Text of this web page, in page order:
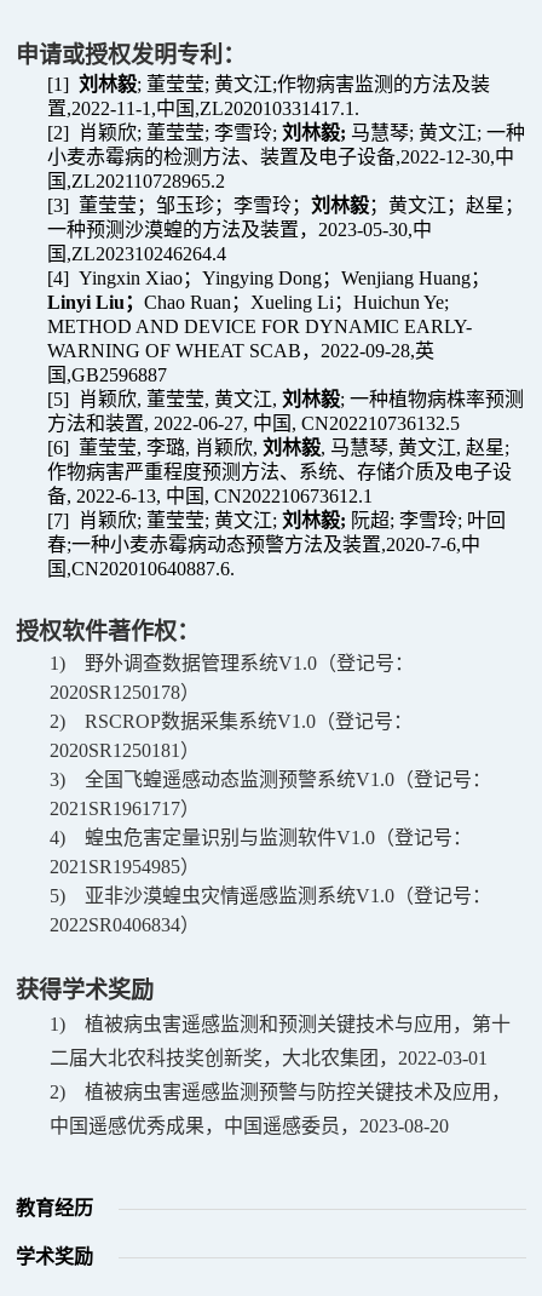
申请或授权发明专利：
[1] 刘林毅; 董莹莹;黄文江;作物病害监测的方法及装
置,2022-11-1,中国 ,ZL202010331417.1.
[2] 肖颖欣; 董莹莹;李雪玲;刘林毅; 马慧琴;黄文江;一种
小麦赤霉病的检测方法、装置及电子设备,2022-12-30,中
国 ,ZL202110728965.2
[3] 董莹莹；邹玉珍；李雪玲；刘林毅；黄文江；赵星；
一种预测沙漠蝗的方法及装置， 2023-05-30,中
国 ,ZL202310246264.4
[4] Yingxin Xiao；Yingying Dong；Wenjiang Huang；
Linyi Liu；Chao Ruan ； Xueling Li ；Huichun Ye;
METHOD AND DEVICE FOR DYNAMIC EARLY-
WARNING OF WHEAT SCAB， 2022-09-28,英
国 ,GB2596887
[5] 肖颖欣, 董莹莹,黄文江, 刘林毅;一种植物病株率预测
方法和装置, 2022-06-27, 中国 , CN202210736132.5
[6] 董莹莹,李璐, 肖颖欣,刘林毅, 马慧琴,黄文江,赵星;
作物病害严重程度预测方法、系统、存储介质及电子设
备, 2022-6-13, 中国 , CN202210673612.1
[7] 肖颖欣; 董莹莹;黄文江;刘林毅; 阮超;李雪玲; 叶回
春;一种小麦赤霉病动态预警方法及装置,2020-7-6,中
国 ,CN202010640887.6.
授权软件著作权：
1) 野外调查数据管理系统V1.0 （登记号：
2020SR1250178）
2)
RSCROP数据采集系统V1.0 （登记号：
2020SR1250181 ）
3)
全国飞蝗遥感动态监测预警系统V1.0 （登记号：
2021SR1961717）
4)
蝗虫危害定量识别与监测软件V1.0 （登记号：
2021SR1954985）
5)
亚非沙漠蝗虫灾情遥感监测系统V1.0 （登记号：
2022SR0406834）
获得学术奖励
1)
植被病虫害遥感监测和预测关键技术与应用，第十
二届大北农科技奖创新奖，大北农集团， 2022-03-01
2)
植被病虫害遥感监测预警与防控关键技术及应用，
中国遥感优秀成果，中国遥感委员， 2023-08-20
教育经历
学术奖励